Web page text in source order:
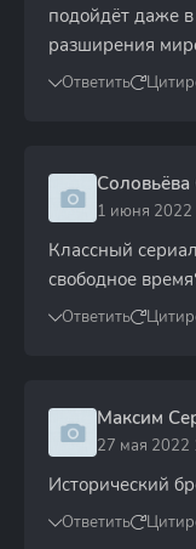
подойдёт даже
разширения
Ответить
Соловьёва
1 июня 2022
Классный
свободное
Ответить
Максим
27 мая 2022
Исторический
Ответить